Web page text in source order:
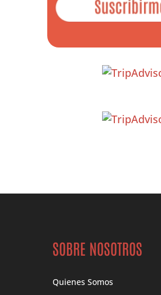
SOBRE NOSOTROS
Quienes Somos